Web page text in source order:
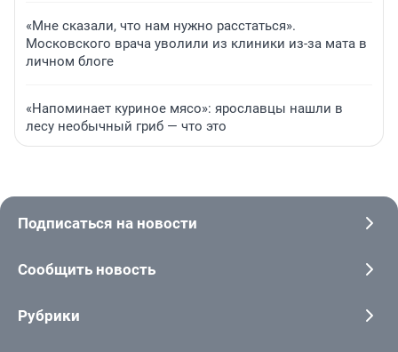
«Мне сказали, что нам нужно расстаться».
Московского врача уволили из клиники из-за мата в
личном блоге
«Напоминает куриное мясо»: ярославцы нашли в
лесу необычный гриб — что это
Подписаться на новости
Сообщить новость
Рубрики